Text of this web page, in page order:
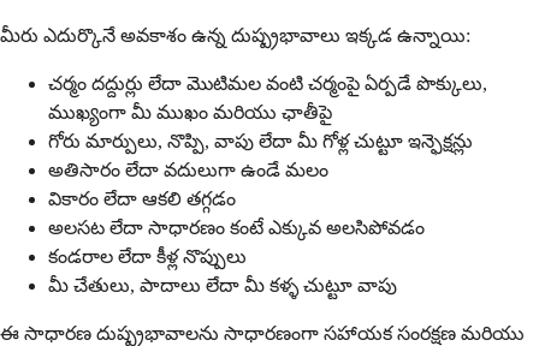
మీరు ఎదుర్కొనే అవకాశం ఉన్న దుష్ప్రభావాలు ఇక్కడ ఉన్నాయి:
చర్మం దద్దుర్లు లేదా మొటిమల వంటి చర్మంపై ఏర్పడే పొక్కులు,
ముఖ్యంగా మీ ముఖం మరియు ఛాతీపై
గోరు మార్పులు, నొప్పి, వాపు లేదా మీ గోళ్ల చుట్టూ ఇన్ఫెక్షన్లు
అతిసారం లేదా వదులుగా ఉండే మలం
వికారం లేదా ఆకలి తగ్గడం
అలసట లేదా సాధారణం కంటే ఎక్కువ అలసిపోవడం
కండరాల లేదా కీళ్ల నొప్పులు
మీ చేతులు, పాదాలు లేదా మీ కళ్ళ చుట్టూ వాపు
ఈ సాధారణ దుష్ప్రభావాలను సాధారణంగా సహాయక సంరక్షణ మరియు